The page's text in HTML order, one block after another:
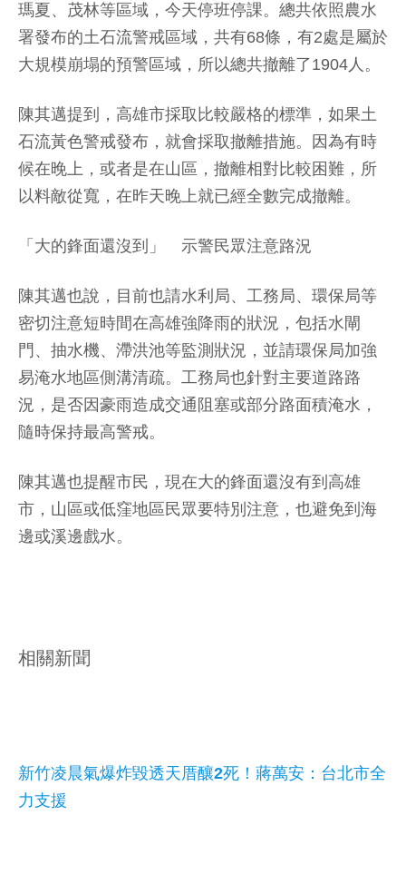
瑪夏、茂林等區域，今天停班停課。總共依照農水
署發布的土石流警戒區域，共有68條，有2處是屬於
大規模崩塌的預警區域，所以總共撤離了1904人。
陳其邁提到，高雄市採取比較嚴格的標準，如果土
石流黃色警戒發布，就會採取撤離措施。因為有時
候在晚上，或者是在山區，撤離相對比較困難，所
以料敵從寬，在昨天晚上就已經全數完成撤離。
「大的鋒面還沒到」 示警民眾注意路況
陳其邁也說，目前也請水利局、工務局、環保局等
密切注意短時間在高雄強降雨的狀況，包括水閘
門、抽水機、滯洪池等監測狀況，並請環保局加強
易淹水地區側溝清疏。工務局也針對主要道路路
況，是否因豪雨造成交通阻塞或部分路面積淹水，
隨時保持最高警戒。
陳其邁也提醒市民，現在大的鋒面還沒有到高雄
市，山區或低窪地區民眾要特別注意，也避免到海
邊或溪邊戲水。
相關新聞
新竹凌晨氣爆炸毀透天厝釀2死！蔣萬安：台北市全
力支援